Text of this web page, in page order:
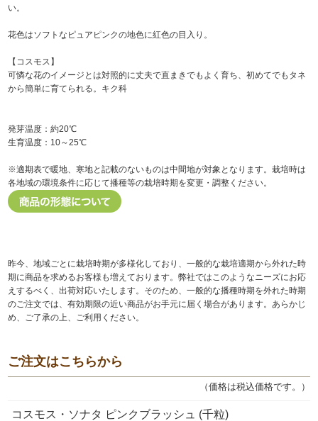
い。
花色はソフトなピュアピンクの地色に紅色の目入り。
【コスモス】
可憐な花のイメージとは対照的に丈夫で直まきでもよく育ち、初めてでもタネ
から簡単に育てられる。キク科
発芽温度：約20℃
生育温度：10～25℃
※適期表で暖地、寒地と記載のないものは中間地が対象となります。栽培時は
各地域の環境条件に応じて播種等の栽培時期を変更・調整ください。
昨今、地域ごとに栽培時期が多様化しており、一般的な栽培適期から外れた時
期に商品を求めるお客様も増えております。弊社ではこのようなニーズにお応
えするべく、出荷対応いたします。そのため、一般的な播種時期を外れた時期
のご注文では、有効期限の近い商品がお手元に届く場合があります。あらかじ
め、ご了承の上、ご利用ください。
ご注文はこちらから
（価格は税込価格です。）
コスモス・ソナタ ピンクブラッシュ (千粒)